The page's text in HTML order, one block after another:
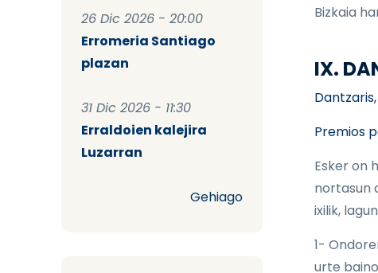
26 Dic 2026 - 20:00
Erromeria Santiago
plazan
31 Dic 2026 - 11:30
Erraldoien kalejira
Luzarran
Gehiago
Bizkaia
IX.
Premios
Esker on
nortasun
ixilik,
1-
urte